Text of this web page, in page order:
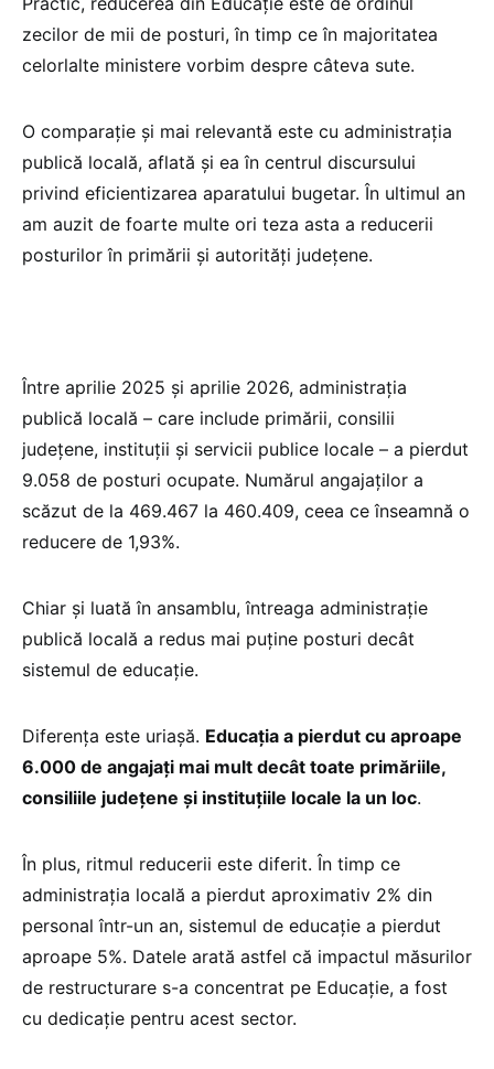
zecilor de mii de posturi, în timp ce în majoritatea
celorlalte ministere vorbim despre câteva sute.
O comparație și mai relevantă este cu administrația
publică locală, aflată și ea în centrul discursului
privind eficientizarea aparatului bugetar. În ultimul an
am auzit de foarte multe ori teza asta a reducerii
posturilor în primării și autorități județene.
Între aprilie 2025 și aprilie 2026, administrația
publică locală – care include primării, consilii
județene, instituții și servicii publice locale – a pierdut
9.058 de posturi ocupate. Numărul angajaților a
scăzut de la 469.467 la 460.409, ceea ce înseamnă o
reducere de 1,93%.
Chiar și luată în ansamblu, întreaga administrație
publică locală a redus mai puține posturi decât
sistemul de educație.
Diferența este uriașă. Educația a pierdut cu aproape
6.000 de angajați mai mult decât toate primăriile,
consiliile județene și instituțiile locale la un loc.
În plus, ritmul reducerii este diferit. În timp ce
administrația locală a pierdut aproximativ 2% din
personal într-un an, sistemul de educație a pierdut
aproape 5%. Datele arată astfel că impactul măsurilor
de restructurare s-a concentrat pe Educație, a fost
cu dedicație pentru acest sector.